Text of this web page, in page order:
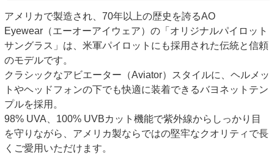
アメリカで製造され、70年以上の歴史を誇るAO
Eyewear（エーオーアイウェア）の「オリジナルパイロット
サングラス」は、米軍パイロットにも採用された伝統と信頼
のモデルです。
クラシックなアビエーター（Aviator）スタイルに、ヘルメッ
トやヘッドフォンの下でも快適に装着できるバヨネットテン
プルを採用。
98% UVA、100% UVBカット機能で紫外線からしっかり目
を守りながら、アメリカ製ならではの堅牢なクオリティで長
くご愛用いただけます。